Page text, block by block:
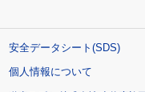
安全データシート(SDS)
個人情報について